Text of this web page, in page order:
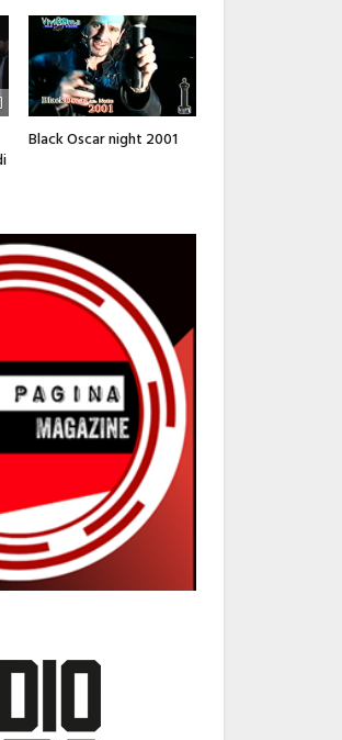
Black Oscar night 2001